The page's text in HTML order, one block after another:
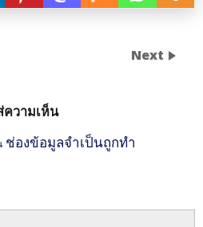
Next
ความเห็น
ช่องข้อมูลจำเป็นถูกทำ